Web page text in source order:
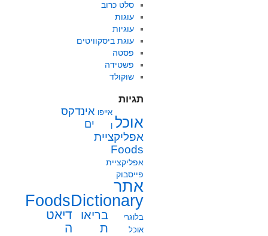
סלט כרוב
עוגות
עוגיות
עוגת ביסקוויטים
פסטה
פשטידה
שוקולד
תגיות
אוכל
אייפו
ן
אינדקס
ים
אפליקציית
Foods
אפליקציית
פייסבוק
אתר
FoodsDictionary
בלוגרי
אוכל
בריאו
ת
דיאט
ה